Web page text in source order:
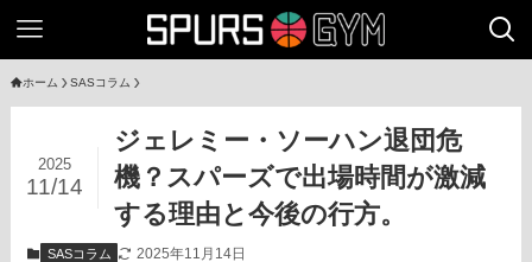
ホーム SASコラム
ジェレミー・ソーハン退団危
機？スパーズで出場時間が激減
する理由と今後の行方。
2025
11/14
SASコラム 2025年11月14日